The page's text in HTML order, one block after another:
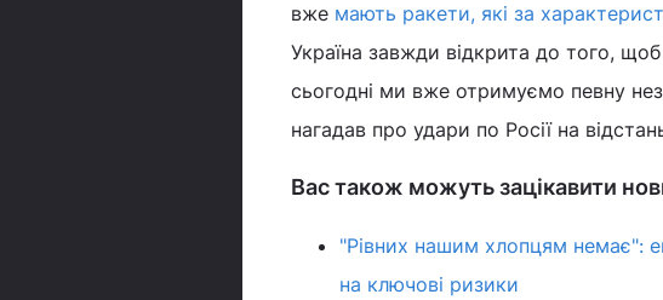
вже мають ракети, які за
Україна завжди відкрита до того,
сьогодні ми вже отримуємо певну
нагадав про удари по Росії на
Вас також можуть зацікавити
"Рівних нашим хлопцям немає":
на ключові ризики